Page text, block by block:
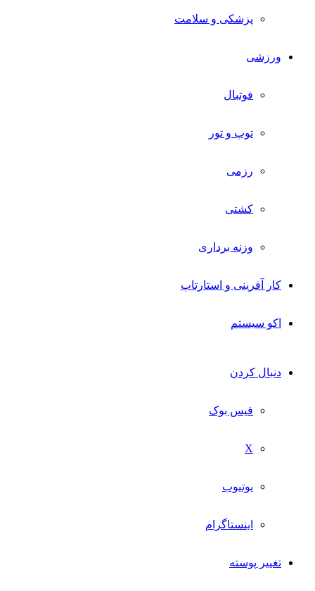
پزشکی و سلامت
ورزشی
فوتبال
توپ و تور
رزمی
کشتی
وزنه برداری
کار آفرینی و استارتاپ
اکو سیستم
دنبال کردن
فیس بوک
X
یوتیوب
اینستاگرام
تغییر پوسته